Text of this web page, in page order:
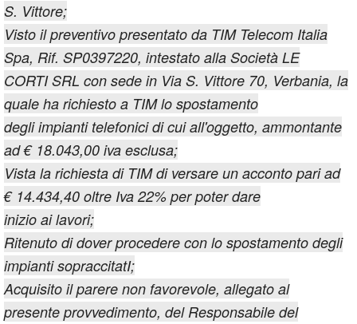
S. Vittore;
Visto il preventivo presentato da TIM Telecom Italia
Spa, Rif. SP0397220, intestato alla Società LE
CORTI SRL con sede in Via S. Vittore 70, Verbania, la
quale ha richiesto a TIM lo spostamento
degli impianti telefonici di cui all'oggetto, ammontante
ad € 18.043,00 iva esclusa;
Vista la richiesta di TIM di versare un acconto pari ad
€ 14.434,40 oltre Iva 22% per poter dare
inizio ai lavori;
Ritenuto di dover procedere con lo spostamento degli
impianti sopraccitatI;
Acquisito il parere non favorevole, allegato al
presente provvedimento, del Responsabile del